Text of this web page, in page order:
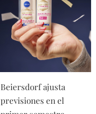
Beiersdorf ajusta
previsiones en el